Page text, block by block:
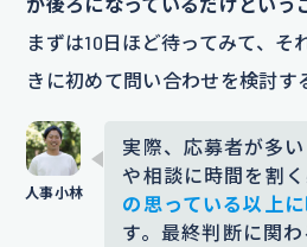
まずは10日ほど待ってみて、そ
きに初めて問い合わせを検討す
実際、応募者が多
や相談に時間を割く
の思っている以上
す。最終判断に関